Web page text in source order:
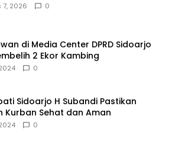
7, 2026 0
di Media Center DPRD Sidoarjo
2 Ekor Kambing
0
Sidoarjo H Subandi Pastikan
Kurban Sehat dan Aman
0